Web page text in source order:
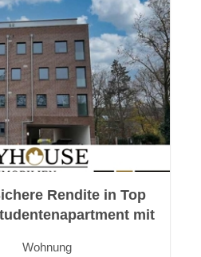
Rendite in Top
mit
Wohnung